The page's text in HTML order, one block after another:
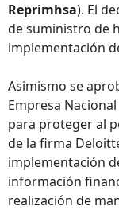
Reprimhsa). El
de suministro de
implementación
Asimismo se
Empresa
para proteger al
de la firma
implementación
información
realización de